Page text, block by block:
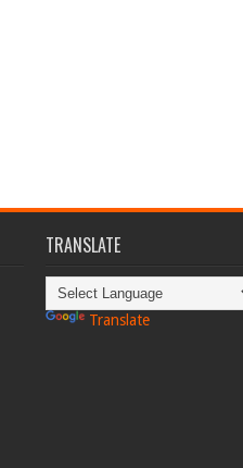
TRANSLATE
Translate